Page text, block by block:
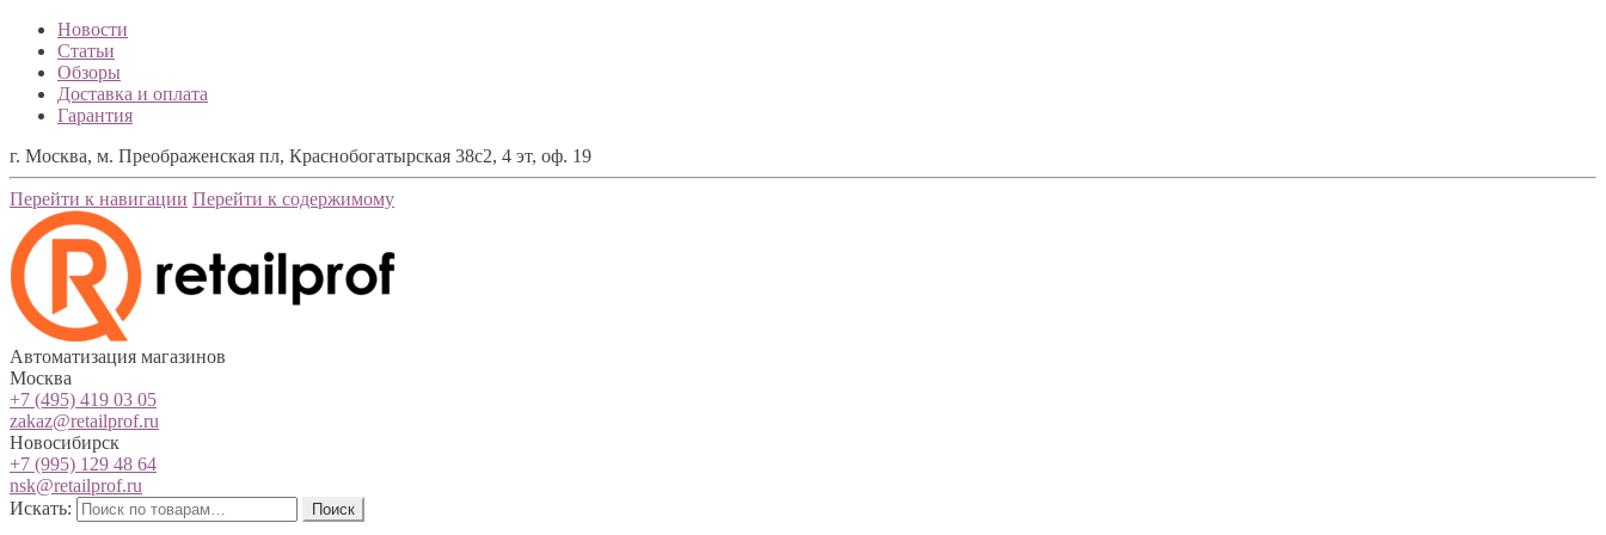
Новости
Статьи
Обзоры
Доставка и оплата
Гарантия
г. Москва, м. Преображенская пл, Краснобогатырская 38с2, 4 эт, оф. 19
Перейти к навигации Перейти к содержимому
Автоматизация магазинов
Москва
+7 (495) 419 03 05
zakaz@retailprof.ru
Новосибирск
+7 (995) 129 48 64
nsk@retailprof.ru
Искать:
Поиск